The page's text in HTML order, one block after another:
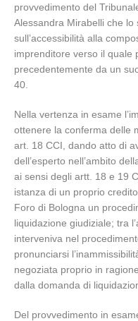
provvedimento del
Alessandra Mirabelli che
sull’accessibilità alla
imprenditore verso il quale
precedentemente da un
40.
Nella vertenza in esame
ottenere la conferma delle
art. 18 CCI, dando atto di
dell’esperto nell’ambito
ai sensi degli artt. 18 e 19
istanza di un proprio
Foro di Bologna un
liquidazione giudiziale; tra
interveniva nel
pronunciarsi
negoziata proprio in
dalla domanda di
Del provvedimento in